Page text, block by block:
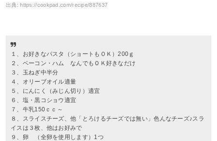
出典:https://cookpad.com/recipe/887637
１、お好きなパスタ（ショートもＯＫ）200ｇ
２、ベーコン・ハム なんでもＯＫ好きなだけ
３、玉ねぎ中半分
４、オリーブオイル適量
５、にんにく（みじん切り）適宜
６、塩・黒コショウ適宜
７、牛乳150ｃｃ～
８、スライスチーズ、他「とろけるチーズでは無い」色んなチーズ♪スラ
イスは３枚、他はお好みで
９、卵 （全卵を使用します）1つ